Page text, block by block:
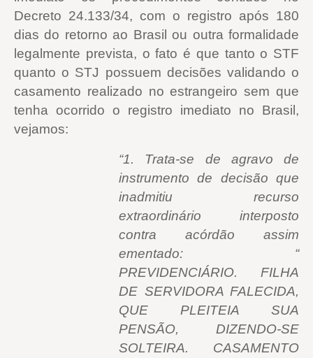
Decreto 24.133/34, com o registro após 180
dias do retorno ao Brasil ou outra formalidade
legalmente prevista, o fato é que tanto o STF
quanto o STJ possuem decisões validando o
casamento realizado no estrangeiro sem que
tenha ocorrido o registro imediato no Brasil,
vejamos:
“1. Trata-se de agravo de
instrumento de decisão que
inadmitiu recurso
extraordinário interposto
contra acórdão assim
ementado: “
PREVIDENCIÁRIO. FILHA
DE SERVIDORA FALECIDA,
QUE PLEITEIA SUA
PENSÃO, DIZENDO-SE
SOLTEIRA. CASAMENTO